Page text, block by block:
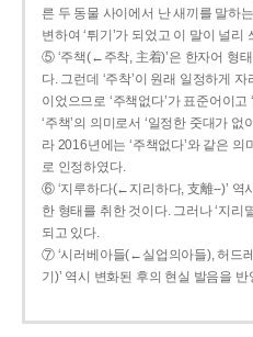
른 두 동물 사이에서 난 새끼를 말하는
변하여 ‘튀기’가 되었고 이 말이 널
⑤ ‘주책(←주착, 主着)’은 한자어 형
다. 그런데 ‘주착’이 원래 일정하게
이었으므로 ‘주책없다’가 표준어이
‘주책’의 의미로서 ‘일정한 줏대가
라 2016년에는 ‘주책없다’와 같은 의
로 인정하였다.
⑥ ‘지루하다(←지리하다, 支離--)’ 역
한 형태를 취한 것이다. 그러나 ‘지리
되고 있다.
⑦ ‘시러베아들(←실업의아들), 허드
기)’ 역시 변화된 후의 현실 발음을